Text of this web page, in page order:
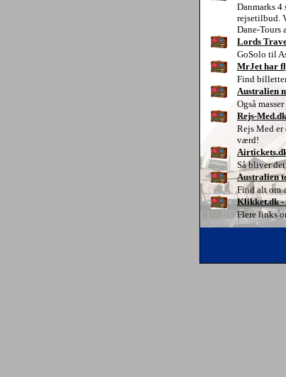
Danmarks 4
rejsetilbud.
Dane-Tours
Lords
GoSolo til
MrJet har
Find
Australien
Også
Rejs-
Rejs Med er
værd!
Så bliver
Australien
Find alt om
Klikket.dk -
Flere links